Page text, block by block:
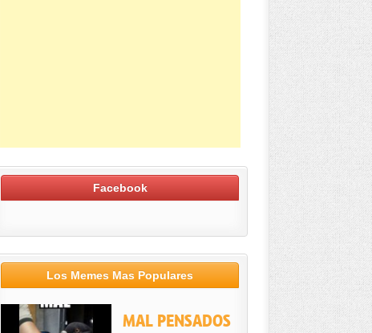
Facebook
Los Memes Mas Populares
MAL PENSADOS